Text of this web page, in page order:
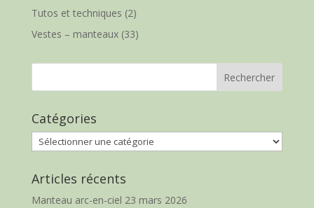
Tutos et techniques (2)
Vestes – manteaux(33)
Catégories
Catégories
Articles récents
Manteau arc-en-ciel 23 mars 2026